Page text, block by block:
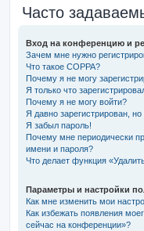
Часто
Вход на конференцию и
Зачем мне нужно
Что такое COPPA?
Почему я не могу
Я только что
Почему я не могу войти?
Я давно зарегистрирован,
Я забыл пароль!
Почему мне периодически
имени и пароля?
Что делает функция
Параметры и настройки
Как мне изменить мои
Как избежать появления
сейчас на конференции»?